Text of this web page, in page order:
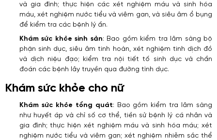
và gia đình; thực hiện các xét nghiệm máu và sinh hóa
máu, xét nghiệm nước tiểu và viêm gan, và siêu âm ổ bụng
để kiểm tra các bệnh lý ẩn.
Khám sức khỏe sinh sản: Bao gồm kiểm tra lâm sàng bộ
phận sinh dục, siêu âm tinh hoàn, xét nghiệm tinh dịch đồ
và dịch niệu đạo; kiểm tra nội tiết tố sinh dục và chẩn
đoán các bệnh lây truyền qua đường tình dục.
Khám sức khỏe cho nữ
Khám sức khỏe tổng quát: Bao gồm kiểm tra lâm sàng
như huyết áp và chỉ số cơ thể, tiền sử bệnh lý cá nhân và
gia đình; thực hiện xét nghiệm máu và sinh hóa máu; xét
nghiệm nước tiểu và viêm gan; xét nghiệm nhiễm sắc thể